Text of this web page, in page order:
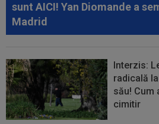
sunt AICI! Yan Diomande a
Madrid
Interzis:
radicală
său! Cum
cimitir